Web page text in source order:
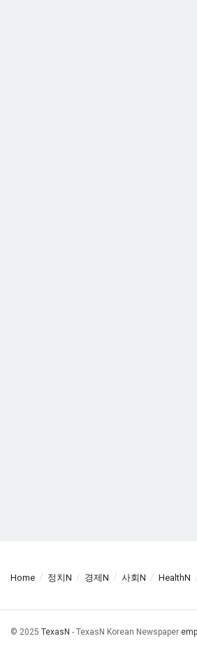
Home 정치N 경제N 사회N HealthN
© 2025 TexasN - TexasN Korean Newspaper